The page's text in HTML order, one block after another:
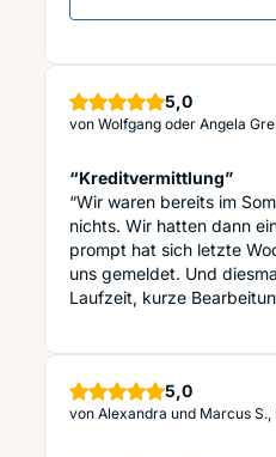
5,0Sterne
von Wolfgang oder Angela
“Kreditvermittlung”
“Wir waren bereits im
nichts. Wir hatten dann
prompt hat sich letzte
uns gemeldet. Und
Laufzeit, kurze
5,0Sterne
von Alexandra und Marcus S.,